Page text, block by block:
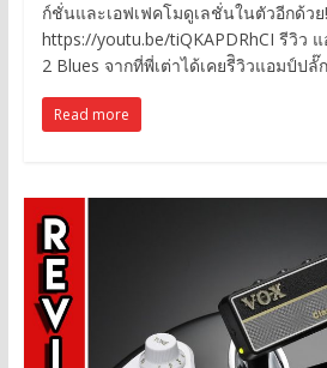
ก์ชั่นและเอฟเฟคโมดูเลชั่นในตัวอีกด้วย
https://youtu.be/tiQKAPDRhCI รีวิว
2 Blues จากที่พี่เต่าได้เคยรีิวิวแอมป์ปลั๊
Read more